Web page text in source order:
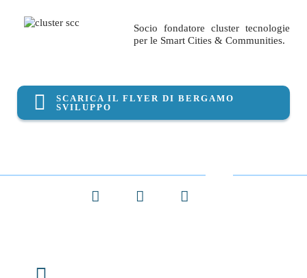
Socio fondatore cluster tecnologie
per le Smart Cities & Communities.
SCARICA IL FLYER DI BERGAMO
SVILUPPO
Facebook